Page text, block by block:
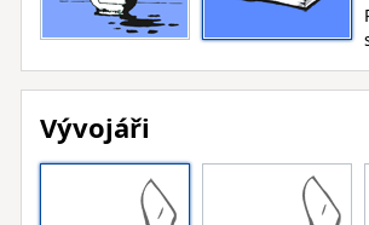
Vývojáři